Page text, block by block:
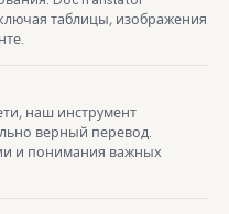
таблицы, изображения
наш инструмент
верный перевод.
и понимания важных